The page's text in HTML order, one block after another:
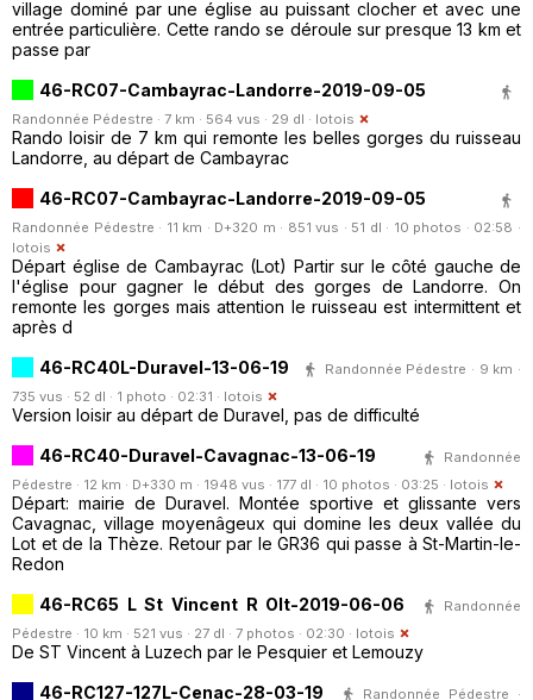
village dominé par une église au puissant clocher et avec une
entrée particulière. Cette rando se déroule sur presque 13 km et
passe par
46-RC07-Cambayrac-Landorre-2019-09-05
Randonnée Pédestre · 7 km · 564 vus · 29 dl · lotois
Rando loisir de 7 km qui remonte les belles gorges du ruisseau
Landorre, au départ de Cambayrac
46-RC07-Cambayrac-Landorre-2019-09-05
Randonnée Pédestre · 11 km · D+320 m · 851 vus · 51 dl · 10 photos · 02:58 ·
lotois
Départ église de Cambayrac (Lot) Partir sur le côté gauche de
l'église pour gagner le début des gorges de Landorre. On
remonte les gorges mais attention le ruisseau est intermittent et
après d
46-RC40L-Duravel-13-06-19
Randonnée Pédestre · 9 km ·
735 vus · 52 dl · 1 photo · 02:31 · lotois
Version loisir au départ de Duravel, pas de difficulté
46-RC40-Duravel-Cavagnac-13-06-19
Randonnée
Pédestre · 12 km · D+330 m · 1948 vus · 177 dl · 10 photos · 03:25 · lotois
Départ: mairie de Duravel. Montée sportive et glissante vers
Cavagnac, village moyenâgeux qui domine les deux vallée du
Lot et de la Thèze. Retour par le GR36 qui passe à St-Martin-le-
Redon
46-RC65 L St Vincent R Olt-2019-06-06
Randonnée
Pédestre · 10 km · 521 vus · 27 dl · 7 photos · 02:30 · lotois
De ST Vincent à Luzech par le Pesquier et Lemouzy
46-RC127-127L-Cenac-28-03-19
Randonnée Pédestre ·